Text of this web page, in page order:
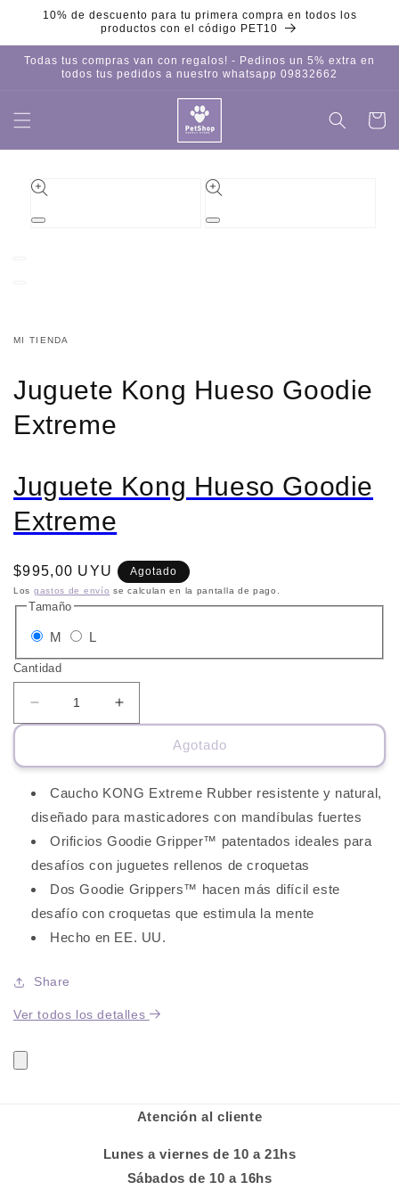
directamente
10% de descuento para tu primera compra en todos los
productos con el código PET10
Todas tus compras van con regalos! - Pedinos un 5% extra en
todos tus pedidos a nuestro whatsapp 09832662
Iniciar
sesión
Carrito
directamente
a la
del producto
Abrir
Abrir
MI TIENDA
Juguete Kong Hueso Goodie
Extreme
Juguete Kong Hueso Goodie
Extreme
Precio
habitual
$995,00 UYU Agotado
Los gastos de envío se calculan en la pantalla de pago.
Tamaño
M Variante
agotada
o
no
L
agotada
o
Cantidad
Reducir
cantidad
Juguete
Kong
Hueso
Goodie
Extreme
Aumentar
cantidad
Juguete
Kong
Hueso
Goodie
Extreme
Agotado
Caucho KONG Extreme Rubber resistente y natural,
diseñado para masticadores con mandíbulas fuertes
Orificios Goodie Gripper™ patentados ideales para
desafíos con juguetes rellenos de croquetas
Dos Goodie Grippers™ hacen más difícil este
desafío con croquetas que estimula la mente
Hecho en EE. UU.
Share
Ver todos los detalles
Atención al cliente
Lunes a viernes de 10 a 21hs
Sábados de 10 a 16hs